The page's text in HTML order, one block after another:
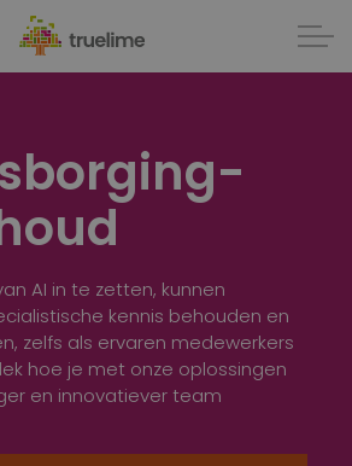
AI in te zetten, kunnen
kennis behouden en
zelfs als ervaren medewerkers
hoe je met onze oplossingen
en innovatiever team